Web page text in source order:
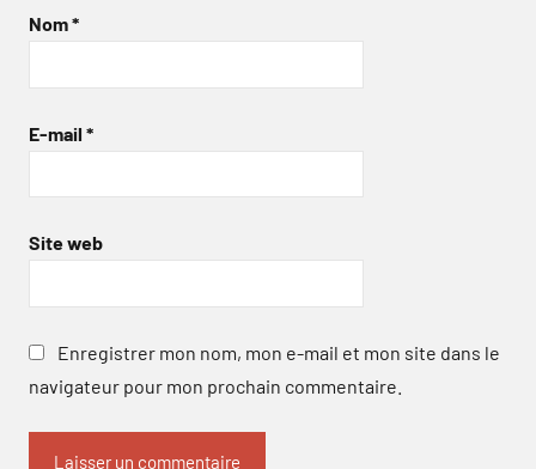
Nom*
E-mail *
Site web
Enregistrer mon nom, mon e-mail et mon site dans le
navigateur pour mon prochain commentaire.